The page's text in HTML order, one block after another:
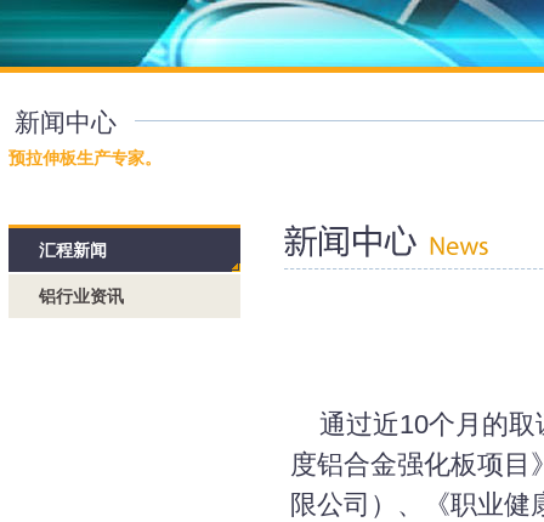
新闻中心
预拉伸板生产专家。
汇程新闻
铝行业资讯
通过近10个月的取
度铝合金强化板项目
限公司）、《职业